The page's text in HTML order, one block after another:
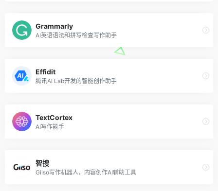
Grammarly
AI英语语法和拼写检查写作助手
Effidit
腾讯AI Lab开发的智能创作助手
TextCortex
AI写作能手
智搜
Giiso写作机器人，内容创作AI辅助工具